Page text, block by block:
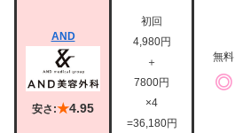
AND
安さ:★4.95
初回
4,980円
＋
7800円
×4
=36,180円
無料
◎